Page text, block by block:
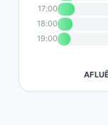
17:00
18:00
19:00